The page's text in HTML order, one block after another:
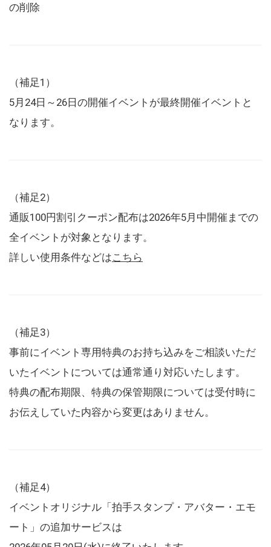
の削除
（補足1）
5月24日～26日の開催イベントが最終開催イベントと
なります。
（補足2）
通販100円割引クーポン配布は2026年5月中開催までの
全イベントが対象となります。
詳しい使用条件などはこちら
（補足3）
事前にイベント専用特典のお持ち込みをご相談いただ
いたイベントについては通常通り対応いたします。
特典の配布期限、特典の保管期限については受付時に
お伝えしていた内容から変更はありません。
（補足4）
イベントオリジナル「拍手スタンプ・アバター・エモ
ート」の追加サービスは